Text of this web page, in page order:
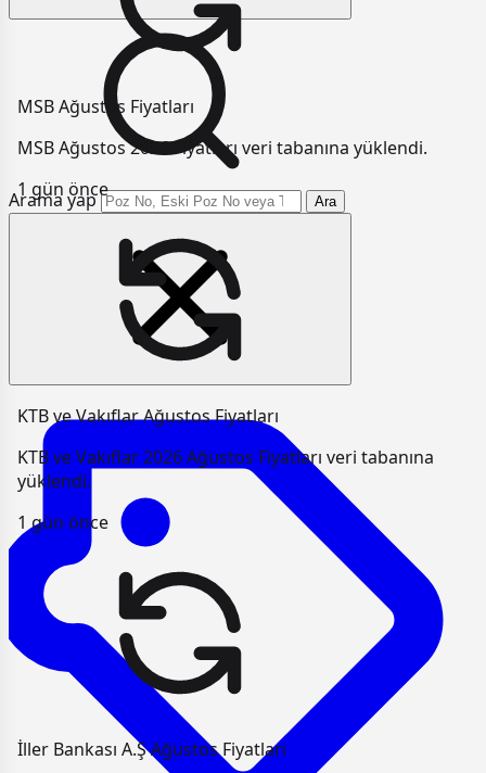
Arama yap Ara
MSB Ağustos Fiyatları
MSB Ağustos 2026 Fiyatları veri tabanına yüklendi.
1 gün önce
KTB ve Vakıflar Ağustos Fiyatları
KTB ve Vakıflar 2026 Ağustos Fiyatları veri tabanına
yüklendi.
1 gün önce
İller Bankası A.Ş Ağustos Fiyatları